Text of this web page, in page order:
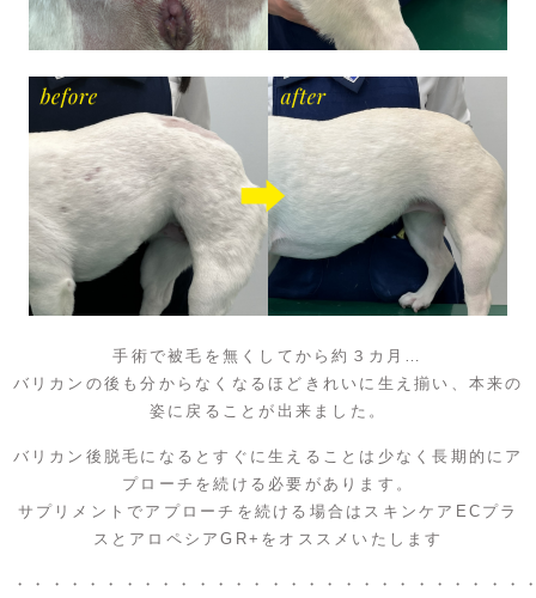
手術で被毛を無くしてから約３カ月…
バリカンの後も分からなくなるほどきれいに生え揃い、本来の
姿に戻ることが出来ました。
バリカン後脱毛になるとすぐに生えることは少なく長期的にア
プローチを続ける必要があります。
サプリメントでアプローチを続ける場合はスキンケアECプラ
スとアロペシアGR+をオススメいたします
・・・・・・・・・・・・・・・・・・・・・・・・・・・